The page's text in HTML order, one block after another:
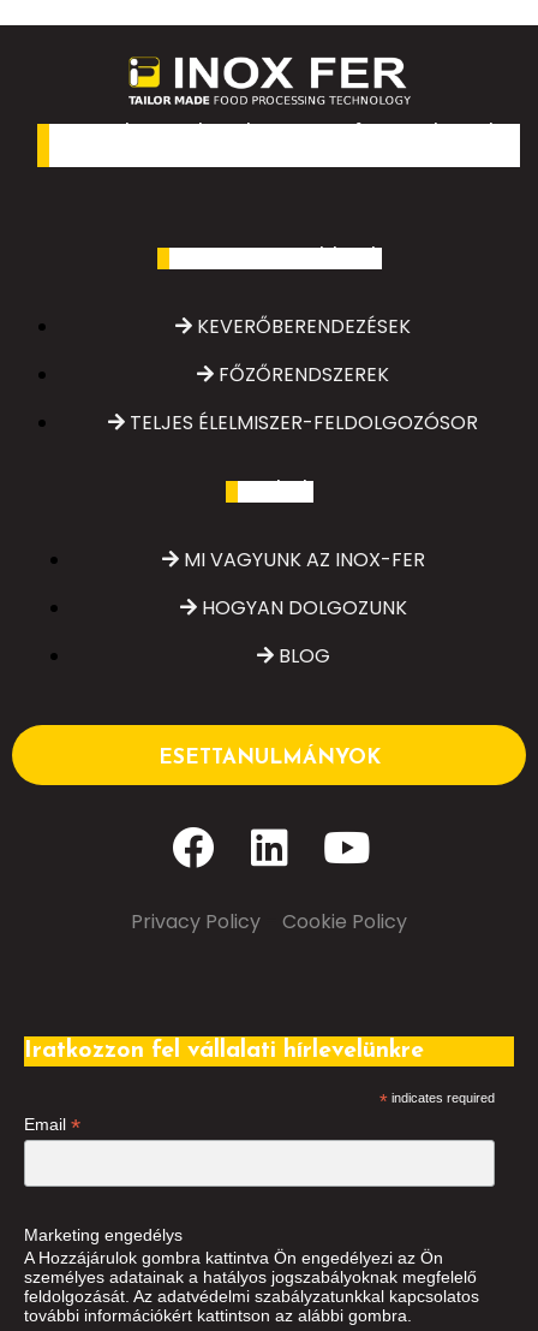
KEVERŐBERENDEZÉSEK
FŐZŐRENDSZEREK
TELJES ÉLELMISZER-FELDOLGOZÓSOR
MI VAGYUNK AZ INOX-FER
HOGYAN DOLGOZUNK
BLOG
ESETTANULMÁNYOK
Privacy Policy Cookie Policy
Iratkozzon fel vállalati hírlevelünkre
*indicates required
Email *
Marketing engedélys
A Hozzájárulok gombra kattintva Ön engedélyezi az Ön
személyes adatainak a hatályos jogszabályoknak megfelelő
feldolgozását. Az adatvédelmi szabályzatunkkal kapcsolatos
további információkért kattintson az alábbi gombra.